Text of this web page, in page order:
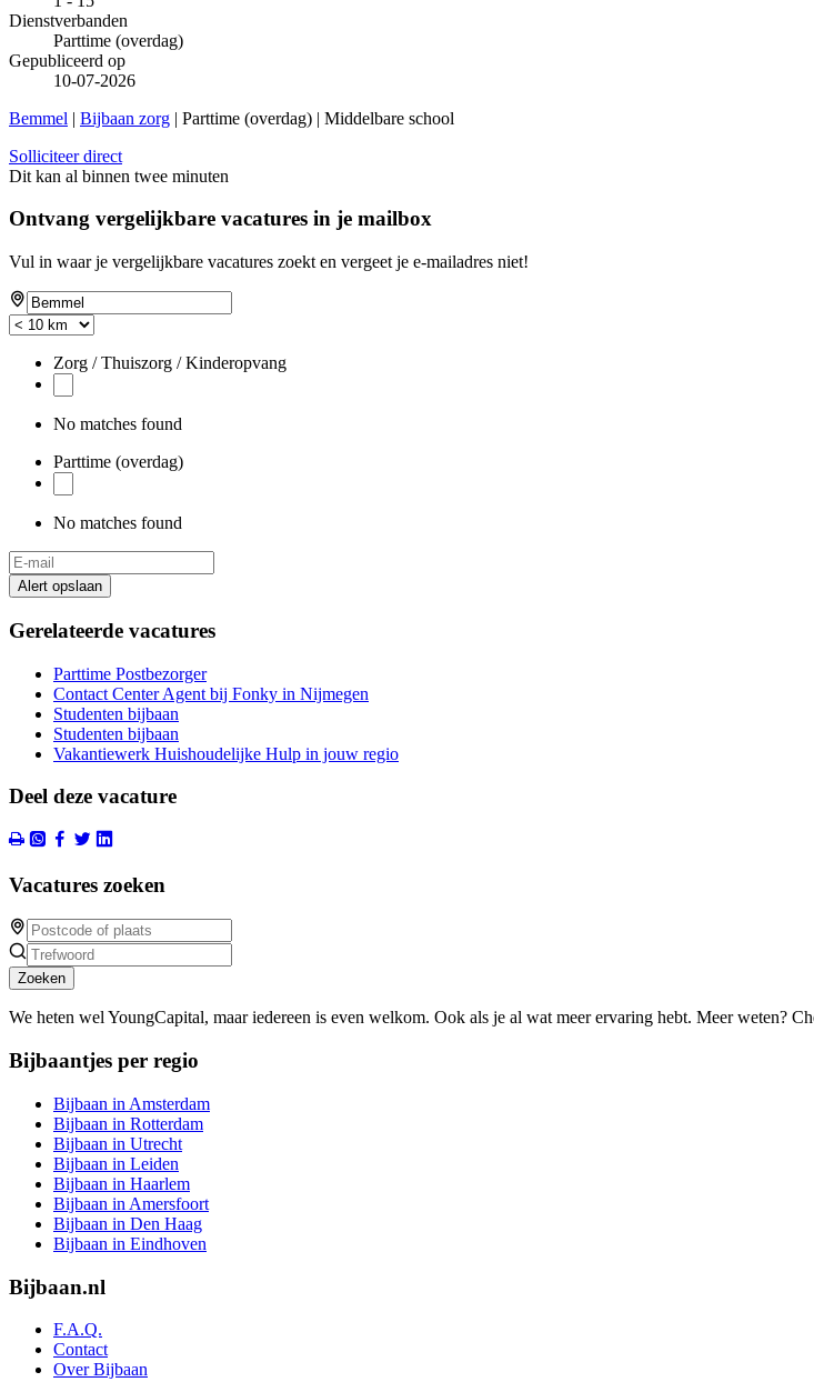
Dienstverbanden
Parttime (overdag)
Gepubliceerd op
10-07-2026
Bemmel | Bijbaan zorg | Parttime (overdag) | Middelbare school
Solliciteer direct
Dit kan al binnen twee minuten
Ontvang vergelijkbare vacatures in je mailbox
Vul in waar je vergelijkbare vacatures zoekt en vergeet je e-mailadres niet!
Zorg / Thuiszorg / Kinderopvang
No matches found
Parttime (overdag)
No matches found
Alert opslaan
Gerelateerde vacatures
Parttime Postbezorger
Contact Center Agent bij Fonky in Nijmegen
Studenten bijbaan
Studenten bijbaan
Vakantiewerk Huishoudelijke Hulp in jouw regio
Deel deze vacature
Vacatures zoeken
Zoeken
We heten wel YoungCapital, maar iedereen is even welkom. Ook als je al wat meer ervaring hebt. Meer weten?
Bijbaantjes per regio
Bijbaan in Amsterdam
Bijbaan in Rotterdam
Bijbaan in Utrecht
Bijbaan in Leiden
Bijbaan in Haarlem
Bijbaan in Amersfoort
Bijbaan in Den Haag
Bijbaan in Eindhoven
Bijbaan.nl
F.A.Q.
Contact
Over Bijbaan